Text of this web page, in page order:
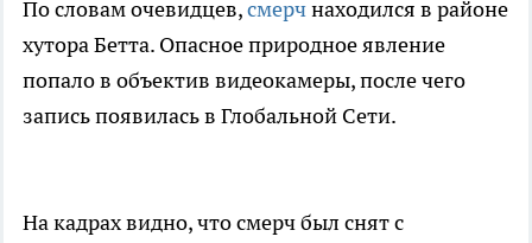
По словам очевидцев,смерчнаходился в районе
хутора Бетта. Опасное природное явление
попало в объектив видеокамеры, после чего
запись появилась в Глобальной Сети.
На кадрах видно, что смерч был снят с